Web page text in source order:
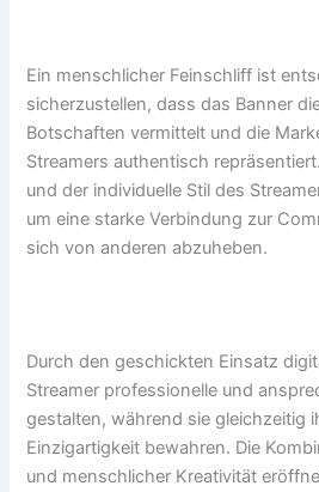
Ein menschlicher Feinschliff ist
sicherzustellen, dass das Banner
Botschaften vermittelt und die
Streamers authentisch
und der individuelle Stil des
um eine starke Verbindung zur
sich von anderen abzuheben.
Durch den geschickten Einsatz
Streamer professionelle und
gestalten, während sie gleichzeitig
Einzigartigkeit bewahren. Die
und menschlicher Kreativität